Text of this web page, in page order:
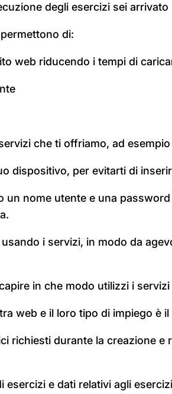
degli esercizi sei arrivato
di:
web riducendo i tempi di
che ti offriamo, ad esempio
dispositivo, per evitarti di
un nome utente e una
i servizi, in modo da
in che modo utilizzi i
web e il loro tipo di impiego è il
richiesti durante la creazione e
esercizi e dati relativi agli